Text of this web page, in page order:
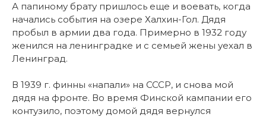
А папиному брату пришлось еще и воевать, когда
начались события на озере Халхин-Гол. Дядя
пробыл в армии два года. Примерно в 1932 году
женился на ленинградке и с семьей жены уехал в
Ленинград.
В 1939 г. финны «напали» на СССР, и снова мой
дядя на фронте. Во время Финской кампании его
контузило, поэтому домой дядя вернулся